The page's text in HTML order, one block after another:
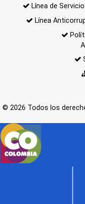
Línea de
Línea
© 2026 Todos los